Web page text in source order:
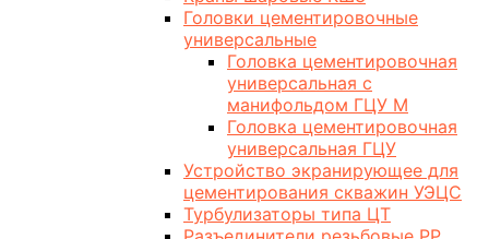
Головки цементировочные
универсальные
Головка цементировочная
универсальная с
манифольдом ГЦУ М
Головка цементировочная
универсальная ГЦУ
Устройство экранирующее для
цементирования скважин УЭЦС
Турбулизаторы типа ЦТ